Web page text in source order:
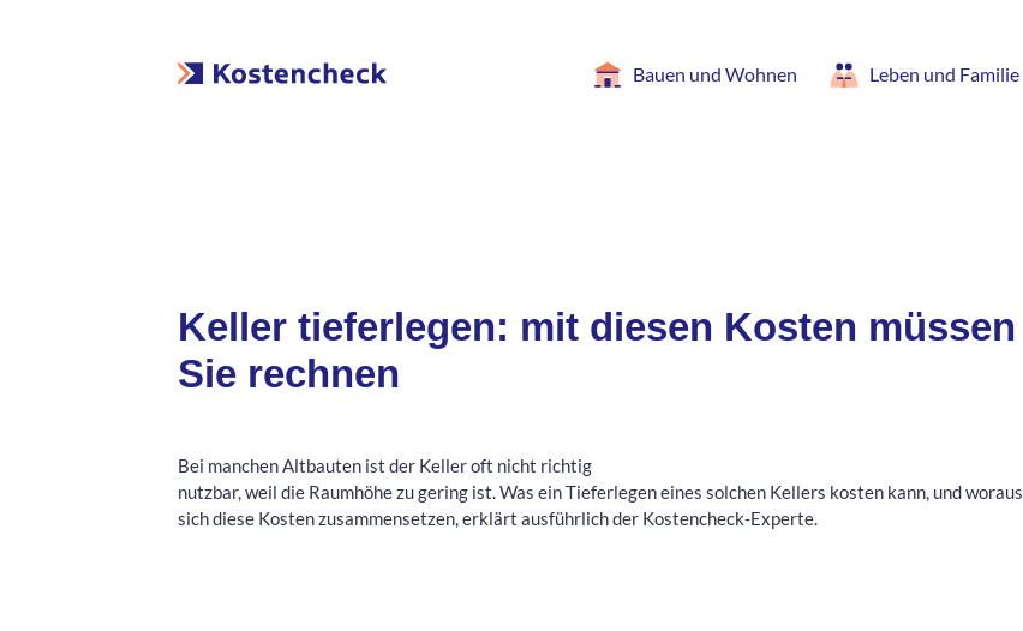
Bauen und Wohnen Leben und Familie
Keller tieferlegen: mit diesen Kosten müssen
Sie rechnen
Bei manchen Altbauten ist der Keller oft nicht richtig
nutzbar, weil die Raumhöhe zu gering ist. Was ein Tieferlegen eines solchen Kellers kosten kann, und woraus
sich diese Kosten zusammensetzen, erklärt ausführlich der Kostencheck-Experte.